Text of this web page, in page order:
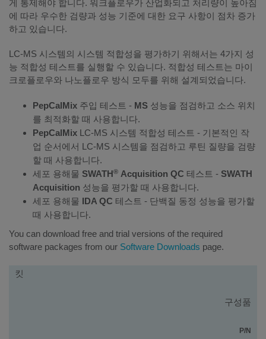
게 통제해야 합니다. 워크플로우가 산업화되고 처리량이 높아짐
에 따라 우수한 검량과 성능 기준에 대한 요구 사항이 점차 증가
하고 있습니다.
LC-MS 시스템의 시스템 적합성을 평가하기 위해서는 4가지 성
능 적합성 테스트를 실행할 수 있습니다. 적합성 테스트는 마이
크로플로우와 나노플로우 방식 모두를 위해 설계되었습니다.
PepCalMix 주입 테스트 - MS 성능을 점검하고 소스 위치
를 최적화할 때 사용합니다.
PepCalMix LC-MS 시스템 적합성 테스트 - 기본적인 작
업 순서에서 LC-MS 시스템을 점검하고 루틴 질량을 검량
할 때 사용합니다.
세포 용해물 SWATH® Acquisition QC 테스트 - SWATH
Acquisition 성능을 평가할 때 사용합니다.
세포 용해물 IDA QC 테스트 - 단백질 동정 성능을 평가할
때 사용합니다.
You can download free and trial versions of the required
software packages from our Software Downloads page.
킷
킷
구성품
P/N